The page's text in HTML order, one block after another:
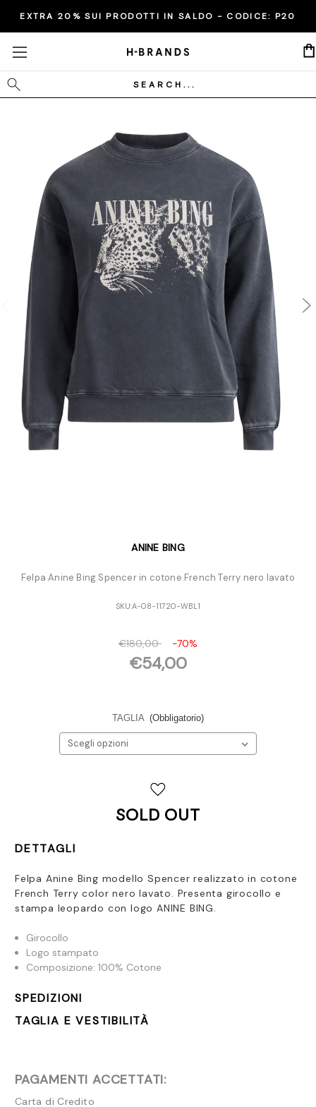
EXTRA 20% SUI PRODOTTI IN SALDO - CODICE: P20
Cerca
ANINE BING
Felpa Anine Bing Spencer in cotone French Terry nero lavato
SKU:A-08-11720-WBL1
€180,00 -70%
€54,00
TAGLIA (Obbligatorio)
SOLD OUT
DETTAGLI
Felpa Anine Bing modello Spencer realizzato in cotone
French Terry color nero lavato. Presenta girocollo e
stampa leopardo con logo ANINE BING.
Girocollo
Logo stampato
Composizione: 100% Cotone
SPEDIZIONI
TAGLIA E VESTIBILITÀ
PAGAMENTI ACCETTATI:
Carta di Credito